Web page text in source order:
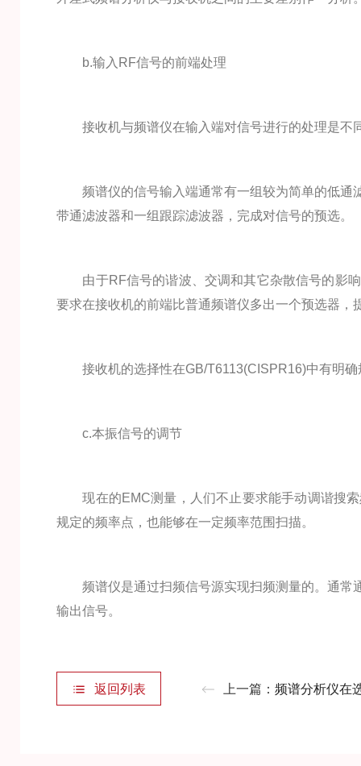
b.输入RF信号的前端处理
接收机与频谱仪在输入端对信号进行的处理是不
频谱仪的信号输入端通常有一组较为简单的低通
带通滤波器和一组跟踪滤波器，完成对信号的预选。
由于RF信号的谐波、交调和其它杂散信号的影响
要求在接收机的前端比普通频谱仪多出一个预选器，
接收机的选择性在GB/T6113(CISPR16)中有明确
c.本振信号的调节
现在的EMC测量，人们不止要求能手动调谐搜索
规定的频率点，也能够在一定频率范围扫描。
频谱仪是通过扫频信号源实现扫频测量的。通常
输出信号。
返回列表 上一篇： 频谱分析仪在选